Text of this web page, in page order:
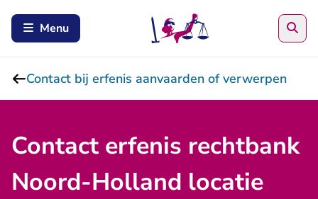
Menu
Contact bij erfenis aanvaarden of verwerpen
Contact erfenis rechtbank
Noord-Holland locatie